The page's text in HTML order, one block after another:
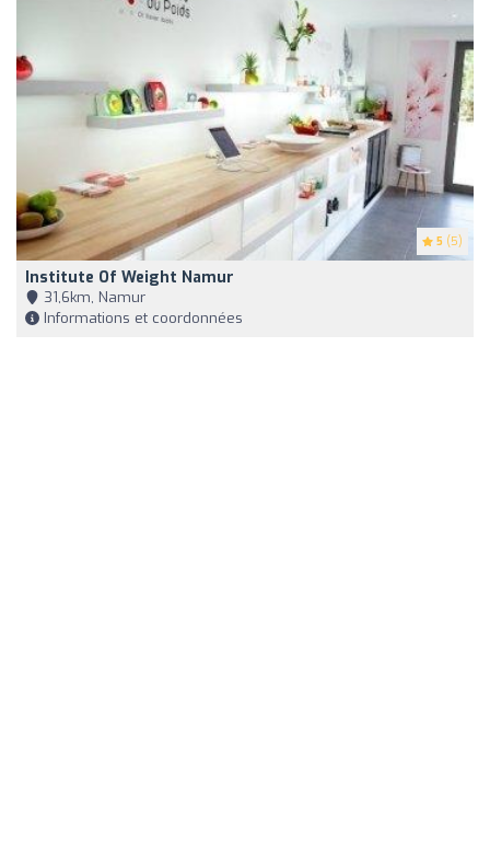
5 (5)
Institute Of Weight Namur
31,6km, Namur
Informations et coordonnées